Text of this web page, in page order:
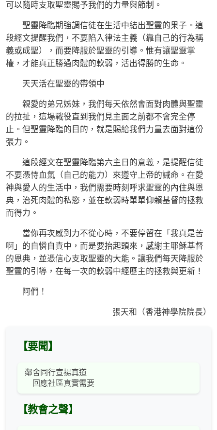
可以隨時支取聖靈賜予我們的力量與節制。
聖靈降臨期強調信徒在生活中結出聖靈的果子。這
段經文提醒我們，不要陷入律法主義（靠自己的行為稱
義或成聖），而要降服於聖靈的引導。惟有讓聖靈掌
權，才能真正勝過肉體的軟弱，活出得勝的生命。
天天活在聖靈的帶領中
親愛的弟兄姊妹，我們每天依然會面對肉體與聖靈
的拉扯，這場戰役直到我們見主面之前都不會完全停
止。但聖靈降臨的目的，就是賜給我們力量去面對這份
張力。
這段經文在聖靈降臨第六主日的意義，是提醒信徒
不要憑恃血氣（自己的能力）來遵守上帝的誡命。在愛
神與愛人的生活中，我們需要時刻呼求聖靈的內住與恩
典，治死肉體的私慾，並在軟弱時單單仰賴基督的拯救
而得力。
當你再次感到力不從心時，不要停留在「我真是苦
啊」的自憐自責中，而是要抬起頭來，感謝主耶穌基督
的恩典，並憑信心支取聖靈的大能。讓我們每天降服於
聖靈的引導，在每一次的軟弱中經歷主的拯救與更新！
阿們！
張天和（香港神學院院長）
【要聞】
鄰舍同行宣揚真道
回應社區真實需要
【教會之聲】